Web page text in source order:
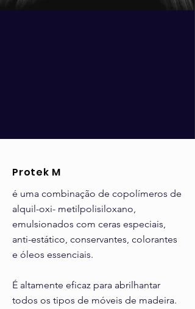
Protek M
é uma combinação de copolímeros de
alquil-oxi- metilpolisiloxano,
emulsionados com ceras especiais,
anti-estático, conservantes, colorantes
e óleos essenciais.
É altamente eficaz para abrilhantar
todos os tipos de móveis de madeira.